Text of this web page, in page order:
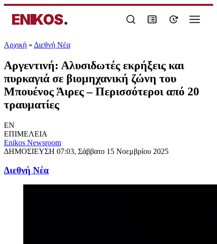
ENIKOS.
Αρχική » Διεθνή Νέα
Αργεντινή: Αλυσιδωτές εκρήξεις και
πυρκαγιά σε βιομηχανική ζώνη του
Μπουένος Άιρες – Περισσότεροι από 20
τραυματίες
EN
ΕΠΙΜΕΛΕΙΑ
Enikos Newsroom
ΔΗΜΟΣΙΕΥΣΗ 07:03, Σάββατο 15 Νοεμβρίου 2025
Διεθνή Νέα